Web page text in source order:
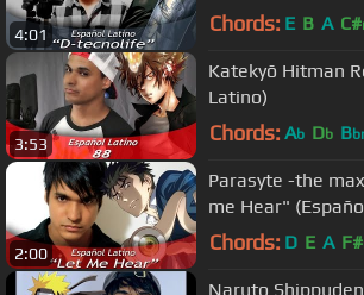
4:01 Chords: E B A C#
3:53
Katekyō Hitman
Latino)
Chords: Ab Db B
2:00
Parasyte -the maxim- Opening "Let
me Hear"
Chords: D E A F#
Naruto